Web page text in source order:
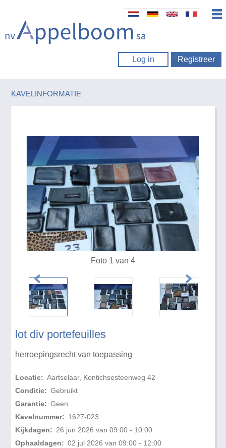
Log in Registreer
KAVELINFORMATIE
lot div portefeuilles
herroepingsrecht van toepassing
Locatie: Aartselaar, Kontichsesteenweg 42
Conditie: Gebruikt
Garantie: Geen
Kavelnummer: 1627-023
Kijkdagen: 26 jun 2026 van 09:00 - 10:00
Ophaaldagen: 02 jul 2026 van 09:00 - 12:00
Foto 1 van 4